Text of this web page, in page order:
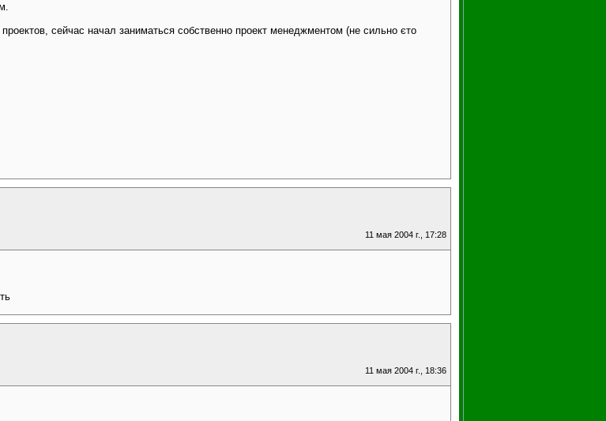
сейчас начал заниматься собственно проект менеджментом (не сильно єто
11 мая 2004 г., 17:28
11 мая 2004 г., 18:36